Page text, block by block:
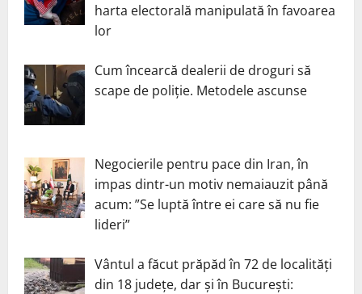
harta electorală manipulată în favoarea
lor
Cum încearcă dealerii de droguri să
scape de poliție. Metodele ascunse
Negocierile pentru pace din Iran, în
impas dintr-un motiv nemaiauzit până
acum: ”Se luptă între ei care să nu fie
lideri”
Vântul a făcut prăpăd în 72 de localități
din 18 județe, dar și în București: